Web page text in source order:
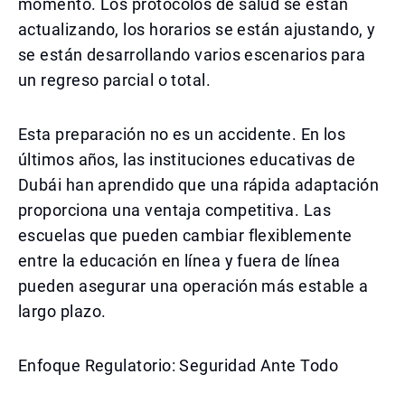
momento. Los protocolos de salud se están
actualizando, los horarios se están ajustando, y
se están desarrollando varios escenarios para
un regreso parcial o total.
Esta preparación no es un accidente. En los
últimos años, las instituciones educativas de
Dubái han aprendido que una rápida adaptación
proporciona una ventaja competitiva. Las
escuelas que pueden cambiar flexiblemente
entre la educación en línea y fuera de línea
pueden asegurar una operación más estable a
largo plazo.
Enfoque Regulatorio: Seguridad Ante Todo